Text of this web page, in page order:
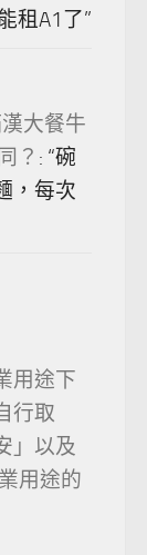
租A1了”
大餐牛
？ : “碗
，每次
用途下
行取
」以及
用途的